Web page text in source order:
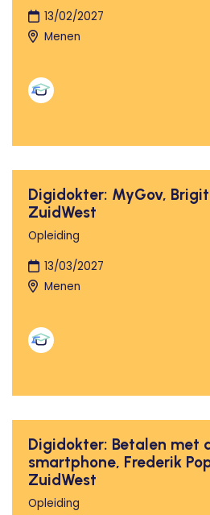
13/02/2027
Menen
Digidokter: MyGov,
ZuidWest
Opleiding
13/03/2027
Menen
Digidokter: Betalen met
smartphone, Frederik
ZuidWest
Opleiding